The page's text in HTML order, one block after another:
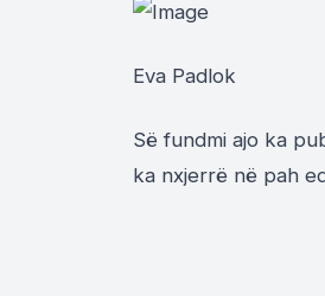
Eva Padlok
Së fundmi ajo ka
ka nxjerrë në pah